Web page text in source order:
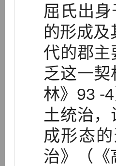
屈氏出
的形成及
代的郡主
乏这一
林》93 -
土统治
成形态
治》（《